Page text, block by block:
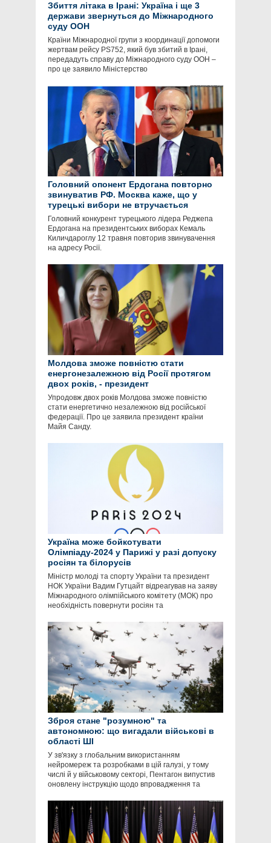
Збиття літака в Ірані: Україна і ще 3
держави звернуться до Міжнародного
суду ООН
Країни Міжнародної групи з координації допомоги
жертвам рейсу PS752, який був збитий в Ірані,
передадуть справу до Міжнародного суду ООН –
про це заявило Міністерство
Головний опонент Ердогана повторно
звинуватив РФ. Москва каже, що у
турецькі вибори не втручається
Головний конкурент турецького лідера Реджепа
Ердогана на президентських виборах Кемаль
Киличдароглу 12 травня повторив звинувачення
на адресу Росії.
Молдова зможе повністю стати
енергонезалежною від Росії протягом
двох років, - президент
Упродовж двох років Молдова зможе повністю
стати енергетично незалежною від російської
федерації. Про це заявила президент країни
Майя Санду.
Україна може бойкотувати
Олімпіаду-2024 у Парижі у разі допуску
росіян та білорусів
Міністр молоді та спорту України та президент
НОК України Вадим Гутцайт відреагував на заяву
Міжнародного олімпійського комітету (МОК) про
необхідність повернути росіян та
Зброя стане "розумною" та
автономною: що вигадали військові в
області ШІ
У зв'язку з глобальним використанням
нейромереж та розробками в цій галузі, у тому
числі й у військовому секторі, Пентагон випустив
оновлену інструкцію щодо впровадження та